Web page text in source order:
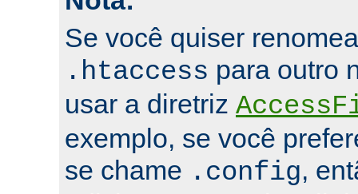
Se você quiser
.htaccess para outro
usar a diretriz
exemplo, se você
se chame .config,